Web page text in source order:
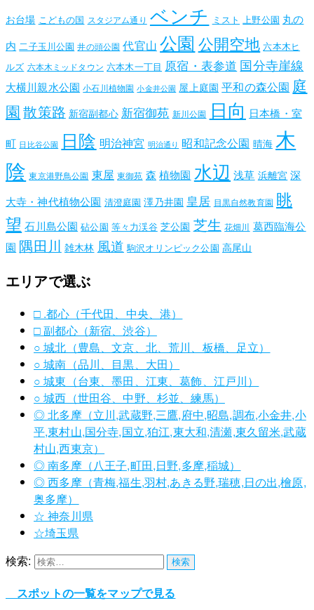
お台場 こどもの国 スタジアム通り ベンチ ミスト 上野公園 丸の
内 二子玉川公園 井の頭公園 代官山 公園 公開空地 六本木ヒ
ルズ 六本木ミッドタウン 六本木一丁目 原宿・表参道 国分寺崖線
大横川親水公園 小石川植物園 小金井公園 屋上庭園 平和の森公園 庭
園散策路 新宿副都心 新宿御苑 新川公園 日向 日本橋・室
町 日比谷公園 日陰 明治神宮 明治通り 昭和記念公園 晴海 木
陰 東京港野鳥公園 東屋 東御苑 森 植物園 水辺 浅草 浜離宮 深
大寺・神代植物公園 清澄庭園 澤乃井園 皇居 目黒自然教育園 眺
望 石川島公園 砧公園 等々力渓谷 芝公園 芝生 花畑川 葛西臨海公
園 隅田川 雑木林 風道 駒沢オリンピック公園 高尾山
エリアで選ぶ
□ .都心（千代田、中央、港）
□ 副都心（新宿、渋谷）
○ 城北（豊島、文京、北、荒川、板橋、足立）
○ 城南（品川、目黒、大田）
○ 城東（台東、墨田、江東、葛飾、江戸川）
○ 城西（世田谷、中野、杉並、練馬）
◎ 北多摩（立川,武蔵野,三鷹,府中,昭島,調布,小金井,小
平,東村山,国分寺,国立,狛江,東大和,清瀬,東久留米,武蔵
村山,西東京）
◎ 南多摩（八王子,町田,日野,多摩,稲城）
◎ 西多摩（青梅,福生,羽村,あきる野,瑞穂,日の出,檜原,
奥多摩）
☆ 神奈川県
☆埼玉県
検索:
スポットの一覧をマップで見る